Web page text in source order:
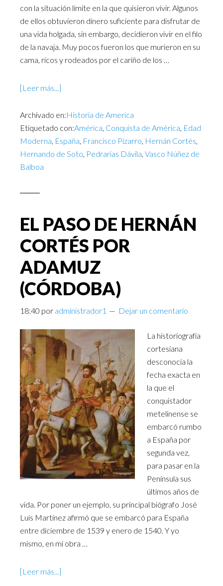
con la situación límite en la que quisieron vivir. Algunos
de ellos obtuvieron dinero suficiente para disfrutar de
una vida holgada, sin embargo, decidieron vivir en el filo
de la navaja. Muy pocos fueron los que murieron en su
cama, ricos y rodeados por el cariño de los …
[Leer más...]
Archivado en:Historia de America
Etiquetado con:América, Conquista de América, Edad
Moderna, España, Francisco Pizarro, Hernán Cortés,
Hernando de Soto, Pedrarias Dávila, Vasco Núñez de
Balboa
EL PASO DE HERNÁN
CORTÉS POR
ADAMUZ
(CÓRDOBA)
18:40 por administrador1 Dejar un comentario
La historiografía
cortesiana
desconocía la
fecha exacta en
la que el
conquistador
metelinense se
embarcó rumbo
a España por
segunda vez,
para pasar en la
Península sus
últimos años de
vida. Por poner un ejemplo, su principal biógrafo José
Luis Martínez afirmó que se embarcó para España
entre diciembre de 1539 y enero de 1540. Y yo
mismo, en mi obra …
[Leer más...]